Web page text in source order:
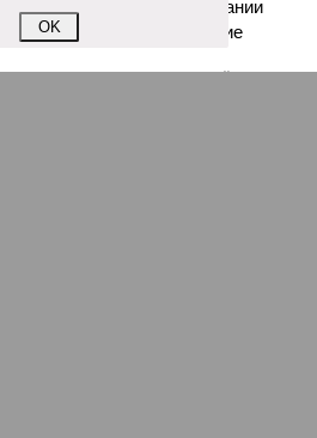
сданного «Сказочного леса» пайщики ЖК
OK